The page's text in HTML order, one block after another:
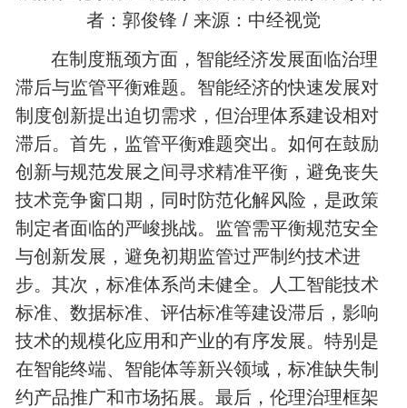
者：郭俊锋 / 来源：中经视觉
在制度瓶颈方面，智能经济发展面临治理
滞后与监管平衡难题。智能经济的快速发展对
制度创新提出迫切需求，但治理体系建设相对
滞后。首先，监管平衡难题突出。如何在鼓励
创新与规范发展之间寻求精准平衡，避免丧失
技术竞争窗口期，同时防范化解风险，是政策
制定者面临的严峻挑战。监管需平衡规范安全
与创新发展，避免初期监管过严制约技术进
步。其次，标准体系尚未健全。人工智能技术
标准、数据标准、评估标准等建设滞后，影响
技术的规模化应用和产业的有序发展。特别是
在智能终端、智能体等新兴领域，标准缺失制
约产品推广和市场拓展。最后，伦理治理框架